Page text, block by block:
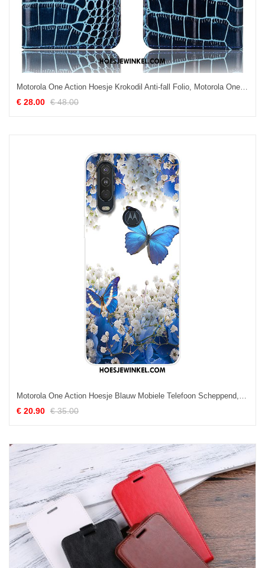
Motorola One Action Hoesje Krokodil Anti-fall Folio, Motorola One Action Hoesje Hoes Mobiele Telefoon
€ 28.00 € 48.00
Motorola One Action Hoesje Blauw Mobiele Telefoon Scheppend, Motorola One Action Hoesje Siliconen All Inclusive
€ 20.90 € 35.00